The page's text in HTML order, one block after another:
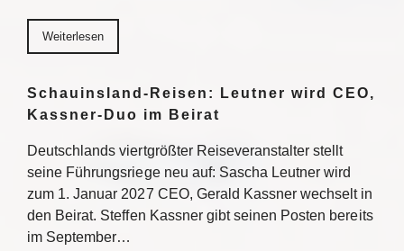
Weiterlesen
Schauinsland-Reisen: Leutner wird CEO,
Kassner-Duo im Beirat
Deutschlands viertgrößter Reiseveranstalter stellt
seine Führungsriege neu auf: Sascha Leutner wird
zum 1. Januar 2027 CEO, Gerald Kassner wechselt in
den Beirat. Steffen Kassner gibt seinen Posten bereits
im September…